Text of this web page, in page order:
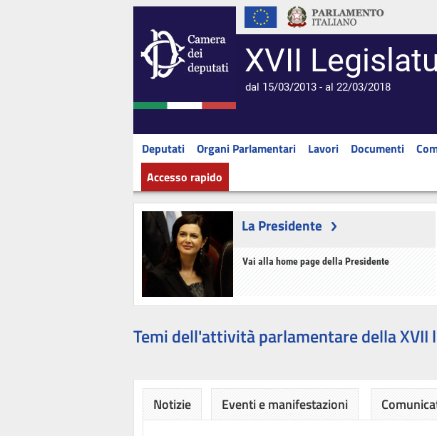
XVII
dal 15/03/2013 - al 22/03/2018
Deputati Organi Parlamentari Lavori Documenti
Accesso rapido
La Presidente
Vai alla home page della Presidente
Temi dell'attività parlamentare della XVII
Notizie Eventi e manifestazioni